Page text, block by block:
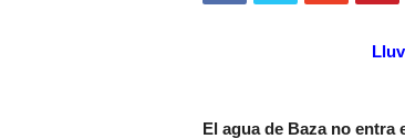
El agua de Baza no entra